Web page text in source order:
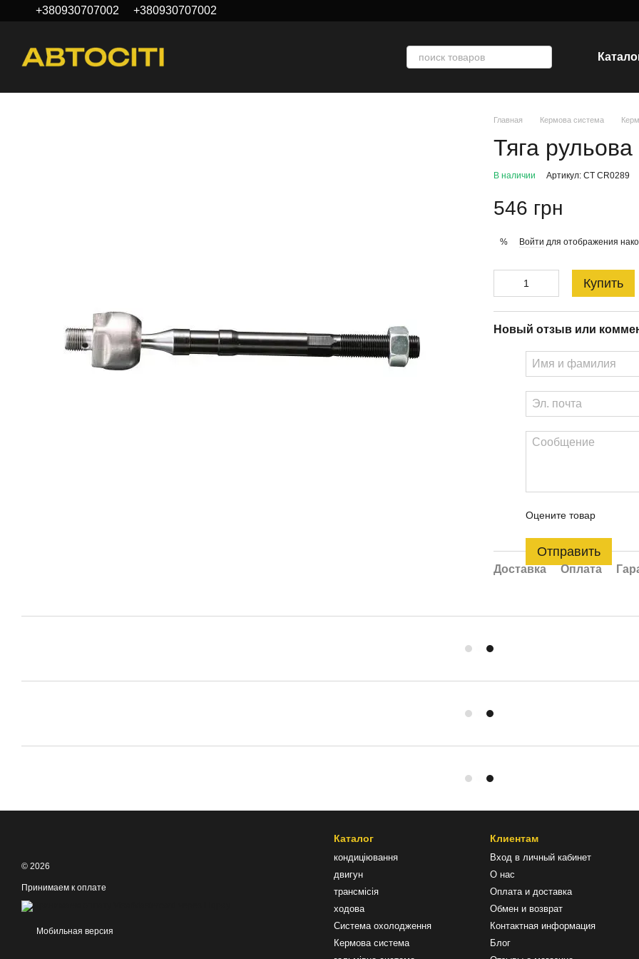
Перейти к основному контенту
+380930707002 +380930707002
Главная Кермова система
Тяга рульова
В наличии Артикул: CT CR0289
546 грн
% Войти для отображения
Купить
Новый отзыв или
Оцените товар
Отправить
Доставка Оплата
© 2026
Принимаем к оплате
Мобильная версия
Каталог
кондиціювання
двигун
трансмісія
ходова
Система охолодження
Кермова система
Клиентам
Вход в личный кабинет
О нас
Оплата и доставка
Обмен и возврат
Контактная информация
Блог